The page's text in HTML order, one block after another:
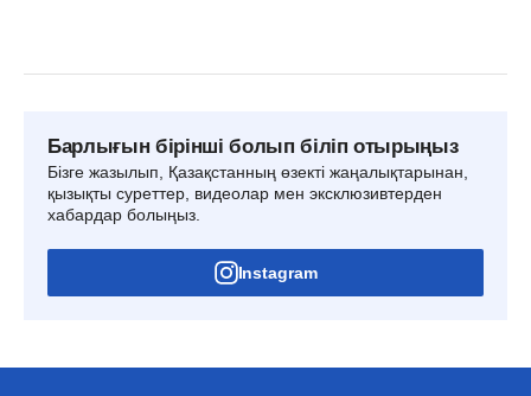
Барлығын бірінші болып біліп отырыңыз
Бізге жазылып, Қазақстанның өзекті жаңалықтарынан,
қызықты суреттер, видеолар мен эксклюзивтерден
хабардар болыңыз.
Instagram